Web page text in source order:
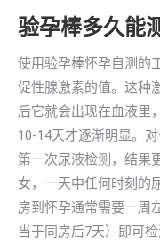
验孕棒多久能
使用验孕棒怀孕自测的
促性腺激素的值。这种
后它就会出现在血液里
10-14天才逐渐明显。
第一次尿液检测，结果
女，一天中任何时刻的
房到怀孕通常需要一周
当于同房后7天）即可